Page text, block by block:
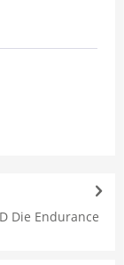
Die Endurance